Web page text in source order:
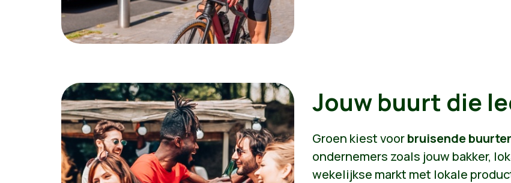
Jouw buurt die
Groen kiest voorbruisende
ondernemers zoals jouw bakker,
wekelijkse markt met lokale